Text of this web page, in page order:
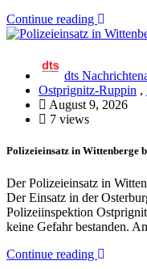
Continue reading
dts
Ostprignitz-Ruppin ,
August 9, 2026
7 views
Polizeieinsatz in Wittenberge
Der Polizeieinsatz in
Der Einsatz in der
Polizeiinspektion
keine Gefahr bestanden.
Continue reading